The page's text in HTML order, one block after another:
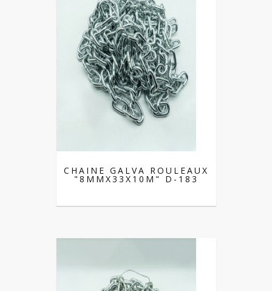
CHAINE GALVA ROULEAUX
"8MMX33X10M" D-183